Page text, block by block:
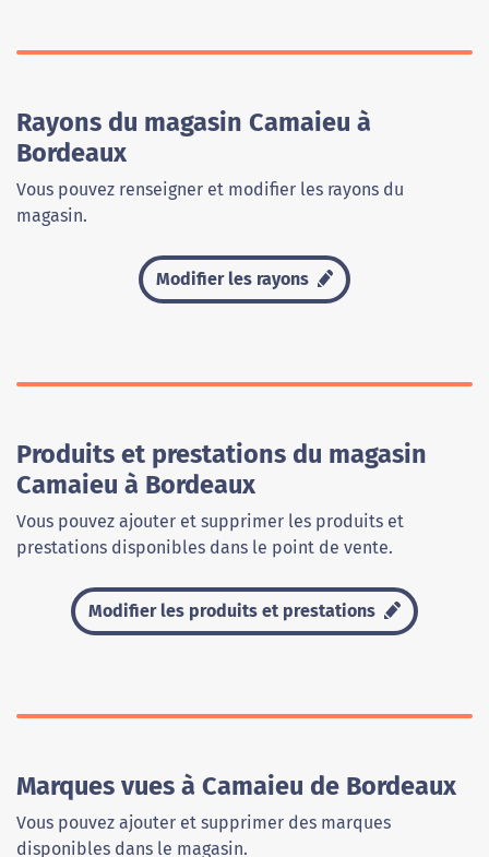
Rayons du magasin Camaieu à
Bordeaux
Vous pouvez renseigner et modifier les rayons du
magasin.
Modifier les rayons
Produits et prestations du magasin
Camaieu à Bordeaux
Vous pouvez ajouter et supprimer les produits et
prestations disponibles dans le point de vente.
Modifier les produits et prestations
Marques vues à Camaieu de Bordeaux
Vous pouvez ajouter et supprimer des marques
disponibles dans le magasin.